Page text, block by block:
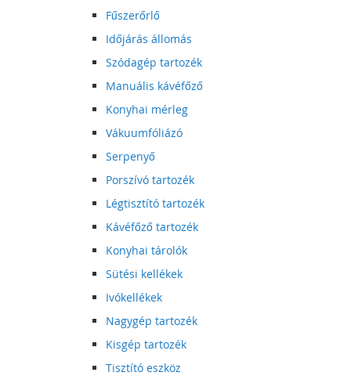
Fűszerőrlő
Időjárás állomás
Szódagép tartozék
Manuális kávéfőző
Konyhai mérleg
Vákuumfóliázó
Serpenyő
Porszívó tartozék
Légtisztító tartozék
Kávéfőző tartozék
Konyhai tárolók
Sütési kellékek
Ivókellékek
Nagygép tartozék
Kisgép tartozék
Tisztító eszköz